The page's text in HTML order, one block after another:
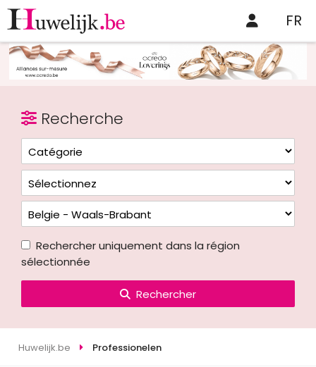
FR
Recherche
Rechercher uniquement dans la région
sélectionnée
Rechercher
Huwelijk.be Professionelen